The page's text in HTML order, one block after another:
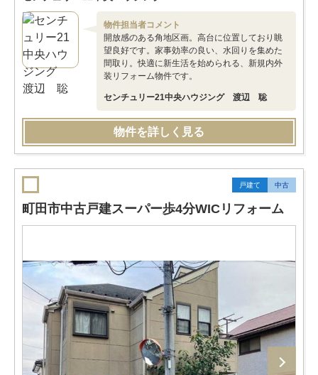
物件担当者コメント
開放感のある角地区画。高台に位置しており眺
望良好です。家事効率の良い、水回りを集めた
間取り。快適に新生活を始められる、新規内外
装リフォーム物件です。
センチュリー21中央ハウジング 渡辺 聡
物件を詳しく見る
戸建て 中古
町田市中古戸建スーパー歩4分WICリフォーム